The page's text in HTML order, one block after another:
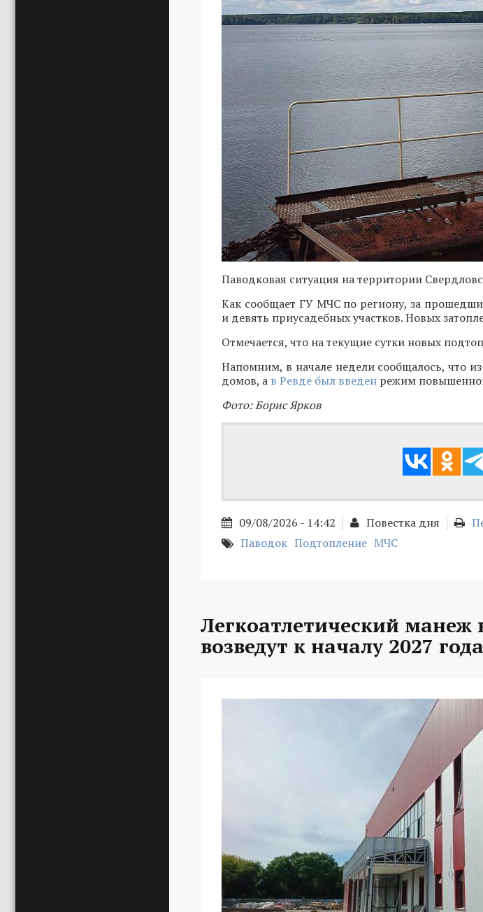
Паводковая ситуация на территории
Как сообщает ГУ МЧС по региону, за
и девять приусадебных участков. Новых
Отмечается, что на текущие сутки новых
Напомним, в начале недели сообщалось, что
домов, а в Ревде был введен режим
Фото: Борис Ярков
09/08/2026 - 14:42 Повестка дня
Паводок Подтопление МЧС
Легкоатлетический манеж
возведут к началу 2027 года